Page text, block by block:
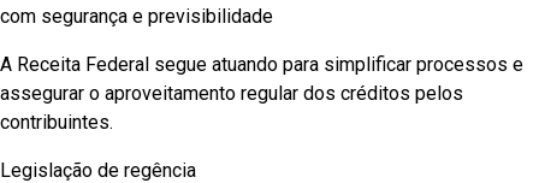
com segurança e previsibilidade
A Receita Federal segue atuando para simplificar processos e
assegurar o aproveitamento regular dos créditos pelos
contribuintes.
Legislação de regência